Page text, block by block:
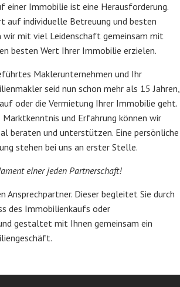
einer Immobilie ist eine Herausforderung.
auf individuelle Betreuung und besten
wir mit viel Leidenschaft gemeinsam mit
besten Wert Ihrer Immobilie erzielen.
Maklerunternehmen und Ihr
seid nun schon mehr als 15 Jahren,
oder die Vermietung Ihrer Immobilie geht.
Marktkenntnis und Erfahrung können wir
beraten und unterstützen. Eine persönliche
stehen bei uns an erster Stelle.
einer jeden Partnerschaft!
Ansprechpartner. Dieser begleitet Sie durch
des Immobilienkaufs oder
gestaltet mit Ihnen gemeinsam ein